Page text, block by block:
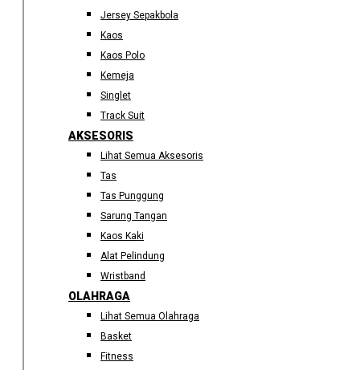
Jersey Sepakbola
Kaos
Kaos Polo
Kemeja
Singlet
Track Suit
AKSESORIS
Lihat Semua Aksesoris
Tas
Tas Punggung
Sarung Tangan
Kaos Kaki
Alat Pelindung
Wristband
OLAHRAGA
Lihat Semua Olahraga
Basket
Fitness